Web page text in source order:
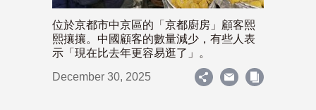
位於京都市中京區的「京都廚房」顧客熙
熙攘攘。中國顧客的數量減少，有些人表
示「現在比去年更容易逛了」。
December 30, 2025